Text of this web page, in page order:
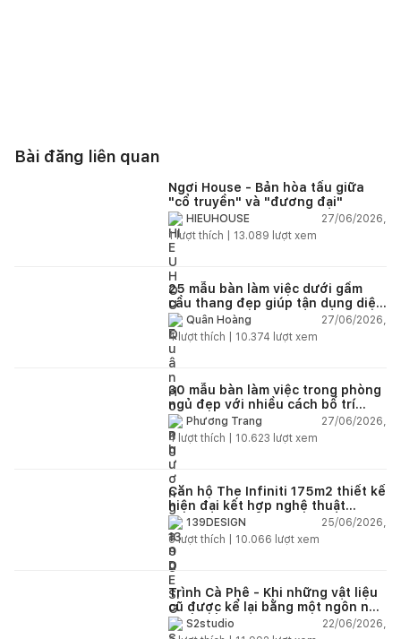
Bài đăng liên quan
Ngơi House - Bản hòa tấu giữa
"cổ truyền" và "đương đại"
HIEUHOUSE
27/06/2026,
1lượt thích | 13.089 lượt xem
25 mẫu bàn làm việc dưới gầm
cầu thang đẹp giúp tận dụng diện
tích tưởng chừng bị bỏ quên
Quân Hoàng
27/06/2026,
4lượt thích | 10.374 lượt xem
30 mẫu bàn làm việc trong phòng
ngủ đẹp với nhiều cách bố trí
thông minh cho mọi diện tích
Phương Trang
27/06/2026,
4 lượt thích | 10.623 lượt xem
Căn hộ The Infiniti 175m2 thiết kế
hiện đại kết hợp nghệ thuật
Modern Art đầy cảm xúc
139DESIGN
25/06/2026,
6lượt thích | 10.066 lượt xem
Trình Cà Phê - Khi những vật liệu
cũ được kể lại bằng một ngôn ngữ
thiết kế mới
S2studio
22/06/2026,